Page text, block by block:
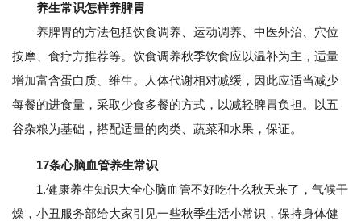
养生常识怎样养脾胃
养脾胃的方法包括饮食调养、运动调养、中医外治、穴位
按摩、食疗方推荐等。饮食调养秋季饮食应以温补为主，适量
增加富含蛋白质、维生。人体代谢相对减缓，因此应适当减少
每餐的进食量，采取少食多餐的方式，以减轻脾胃负担。以五
谷杂粮为基础，搭配适量的肉类、蔬菜和水果，保证。
17条心脑血管养生常识
1.健康养生知识大全心脑血管不好吃什么秋天来了，气候干
燥，小丑服务部给大家引见一些秋季生活小常识，保持身体健